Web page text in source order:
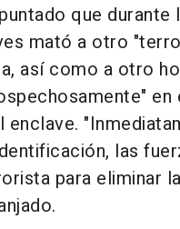
que durante
mató a otro
así como a otro
en
enclave.
las
para eliminar la